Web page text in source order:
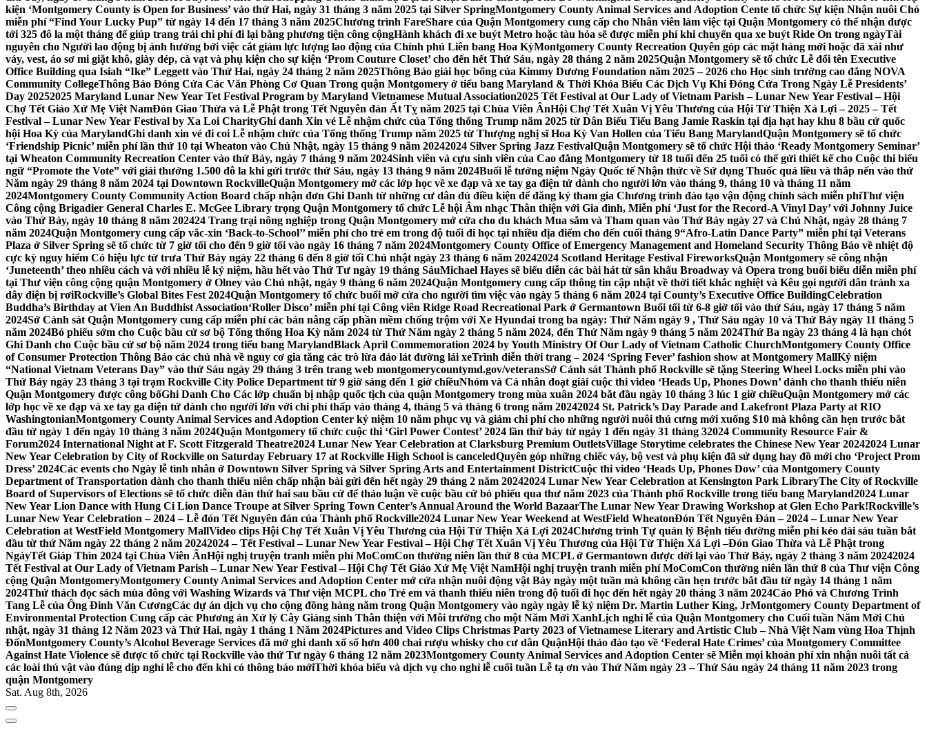
kiện ‘Montgomery County is Open for Business’ vào thứ Hai, ngày 31 tháng 3 năm 2025 tại Silver SpringMontgomery County Animal Services and Adoption Cente tổ chức Sự kiện Nhận nuôi Chó
miễn phí “Find Your Lucky Pup” từ ngày 14 đến 17 tháng 3 năm 2025Chương trình FareShare của Quận Montgomery cung cấp cho Nhân viên làm việc tại Quận Montgomery có thể nhận được
tới 325 đô la một tháng để giúp trang trải chi phí đi lại bằng phương tiện công cộngHành khách đi xe buýt Metro hoặc tàu hỏa sẽ được miễn phí khi chuyển qua xe buýt Ride On trong ngàyTài
nguyên cho Người lao động bị ảnh hưởng bởi việc cắt giảm lực lượng lao động của Chính phủ Liên bang Hoa KỳMontgomery County Recreation Quyên góp các mặt hàng mới hoặc đã xài như
váy, vest, áo sơ mi giặt khô, giày dép, cà vạt và phụ kiện cho sự kiện ‘Prom Couture Closet’ cho đến hết Thứ Sáu, ngày 28 tháng 2 năm 2025Quận Montgomery sẽ tổ chức Lễ đổi tên Executive
Office Building qua Isiah “Ike” Leggett vào Thứ Hai, ngày 24 tháng 2 năm 2025Thông Báo giải học bổng của Kimmy Dương Foundation năm 2025 – 2026 cho Học sinh trường cao đẳng NOVA
Community CollegeThông Báo Đóng Cửa Các Văn Phòng Cơ Quan Trong quận Montgomery ở tiểu bang Maryland & Thời Khóa Biểu Các Dịch Vụ Khi Đóng Cửa Trong Ngày Lễ Presidents’
Day 20252025 Maryland Lunar New Year Tet Festival Program by Maryland Vietnamese Mutual Association2025 Tết Festival at Our Lady of Vietnam Parish – Lunar New Year Festival – Hội
Chợ Tết Giáo Xứ Mẹ Việt NamĐón Giao Thừa và Lễ Phật trong Tết Nguyên đán Ất Tỵ năm 2025 tại Chùa Viên ÂnHội Chợ Tết Xuân Vị Yêu Thương của Hội Từ Thiện Xá Lợi – 2025 – Tết
Festival – Lunar New Year Festival by Xa Loi CharityGhi danh Xin vé Lễ nhậm chức của Tổng thống Trump năm 2025 từ Dân Biểu Tiểu Bang Jamie Raskin tại địa hạt hay khu 8 bầu cử quốc
hội Hoa Kỳ của MarylandGhi danh xin vé đi coi Lễ nhậm chức của Tổng thống Trump năm 2025 từ Thượng nghị sĩ Hoa Kỳ Van Hollen của Tiểu Bang MarylandQuận Montgomery sẽ tổ chức
‘Friendship Picnic’ miễn phí lần thứ 10 tại Wheaton vào Chủ Nhật, ngày 15 tháng 9 năm 20242024 Silver Spring Jazz FestivalQuận Montgomery sẽ tổ chức Hội thảo ‘Ready Montgomery Seminar’
tại Wheaton Community Recreation Center vào thứ Bảy, ngày 7 tháng 9 năm 2024Sinh viên và cựu sinh viên của Cao đẳng Montgomery từ 18 tuổi đến 25 tuổi có thể gửi thiết kế cho Cuộc thi biểu
ngữ “Promote the Vote” với giải thưởng 1.500 đô la khi gửi trước thứ Sáu, ngày 13 tháng 9 năm 2024Buổi lễ tưởng niệm Ngày Quốc tế Nhận thức về Sử dụng Thuốc quá liều và thắp nến vào thứ
Năm ngày 29 tháng 8 năm 2024 tại Downtown RockvilleQuận Montgomery mở các lớp học về xe đạp và xe tay ga điện tử dành cho người lớn vào tháng 9, tháng 10 và tháng 11 năm
2024Montgomery County Community Action Board chấp nhận đơn Ghi Danh từ những cư dân đủ điều kiện để đăng ký tham gia Chương trình đào tạo vận động chính sách miễn phíThư viện
Công cộng Brigadier General Charles E. McGee Library trọng Quận Montgomery tổ chức Lễ hội Âm nhạc Thân thiện với Gia đình, Miễn phí ‘Just for the Record-A Vinyl Day’ với Johnny Juice
vào Thứ Bảy, ngày 10 tháng 8 năm 202424 Trang trại nông nghiệp trong Quận Montgomery mở cửa cho du khách Mua sắm và Tham quan vào Thứ Bảy ngày 27 và Chủ Nhật, ngày 28 tháng 7
năm 2024Quận Montgomery cung cấp vắc-xin ‘Back-to-School’’ miễn phí cho trẻ em trong độ tuổi đi học tại nhiều địa điểm cho đến cuối tháng 9“Afro-Latin Dance Party” miễn phí tại Veterans
Plaza ở Silver Spring sẽ tổ chức từ 7 giờ tối cho đến 9 giờ tối vào ngày 16 tháng 7 năm 2024Montgomery County Office of Emergency Management and Homeland Security Thông Báo về nhiệt độ
cực kỳ nguy hiểm Có hiệu lực từ trưa Thứ Bảy ngày 22 tháng 6 đến 8 giờ tối Chủ nhật ngày 23 tháng 6 năm 20242024 Scotland Heritage Festival FireworksQuận Montgomery sẽ công nhận
‘Juneteenth’ theo nhiều cách và với nhiều lễ kỷ niệm, hầu hết vào Thứ Tư ngày 19 tháng SáuMichael Hayes sẽ biểu diễn các bài hát từ sân khấu Broadway và Opera trong buổi biểu diễn miễn phí
tại Thư viện công cộng quận Montgomery ở Olney vào Chủ nhật, ngày 9 tháng 6 năm 2024Quận Montgomery cung cấp thông tin cập nhật về thời tiết khắc nghiệt và Kêu gọi người dân tránh xa
dây điện bị rơiRockville’s Global Bites Fest 2024Quận Montgomery tổ chức buổi mở cửa cho người tìm việc vào ngày 5 tháng 6 năm 2024 tại County’s Executive Office BuildingCelebration
Buddha’s Birthday at Vien An Buddhist Association‘Roller Disco’ miễn phí tại Công viên Ridge Road Recreational Park ở Germantown Buổi tối từ 6-8 giờ tối vào thứ Sáu, ngày 17 tháng 5 năm
2024Sở Cảnh sát Quận Montgomery cung cấp miễn phí các bản nâng cấp phần mềm chống trộm với Xe Hyundai trong ba ngày: Thứ Năm ngày 9 , Thứ Sáu ngày 10 và Thứ Bảy ngày 11 tháng 5
năm 2024Bỏ phiếu sớm cho Cuộc bầu cử sơ bộ Tổng thống Hoa Kỳ năm 2024 từ Thứ Năm ngày 2 tháng 5 năm 2024, đến Thứ Năm ngày 9 tháng 5 năm 2024Thứ Ba ngày 23 tháng 4 là hạn chót
Ghi Danh cho Cuộc bầu cử sơ bộ năm 2024 trong tiểu bang MarylandBlack April Commemoration 2024 by Youth Ministry Of Our Lady of Vietnam Catholic ChurchMontgomery County Office
of Consumer Protection Thông Báo các chủ nhà về nguy cơ gia tăng các trò lừa đảo lát đường lái xeTrình diễn thời trang – 2024 ‘Spring Fever’ fashion show at Montgomery MallKỷ niệm
“National Vietnam Veterans Day” vào thứ Sáu ngày 29 tháng 3 trên trang web montgomerycountymd.gov/veteransSở Cảnh sát Thành phố Rockville sẽ tặng Steering Wheel Locks miễn phí vào
Thứ Bảy ngày 23 tháng 3 tại trạm Rockville City Police Department từ 9 giờ sáng đến 1 giờ chiềuNhóm và Cá nhân đoạt giải cuộc thi video ‘Heads Up, Phones Down’ dành cho thanh thiếu niên
Quận Montgomery được công bốGhi Danh Cho Các lớp chuẩn bị nhập quốc tịch của quận Montgomery trong mùa xuân 2024 bắt đầu ngày 10 tháng 3 lúc 1 giờ chiềuQuận Montgomery mở các
lớp học về xe đạp và xe tay ga điện tử dành cho người lớn với chi phí thấp vào tháng 4, tháng 5 và tháng 6 trong năm 20242024 St. Patrick’s Day Parade and Lakefront Plaza Party at RIO
WashingtonianMontgomery County Animal Services and Adoption Center kỷ niệm 10 năm phục vụ và giảm chi phí cho những người nuôi thú cưng mới xuống $10 mà không cần hẹn trước bắt
đầu từ ngày 1 đến ngày 10 tháng 3 năm 2024Quận Montgomery tổ chức cuộc thi ‘Girl Power Contest’ 2024 lần thứ bảy từ ngày 1 đến ngày 31 tháng 32024 Community Resource Fair &
Forum2024 International Night at F. Scott Fitzgerald Theatre2024 Lunar New Year Celebration at Clarksburg Premium OutletsVillage Storytime celebrates the Chinese New Year 20242024 Lunar
New Year Celebration by City of Rockville on Saturday February 17 at Rockville High School is canceledQuyên góp những chiếc váy, bộ vest và phụ kiện đã sử dụng hay đồ mới cho ‘Project Prom
Dress’ 2024Các events cho Ngày lễ tình nhân ở Downtown Silver Spring và Silver Spring Arts and Entertainment DistrictCuộc thi video ‘Heads Up, Phones Dow’ của Montgomery County
Department of Transportation dành cho thanh thiếu niên chấp nhận bài gửi đến hết ngày 29 tháng 2 năm 20242024 Lunar New Year Celebration at Kensington Park LibraryThe City of Rockville
Board of Supervisors of Elections sẽ tổ chức diễn đàn thứ hai sau bầu cử để thảo luận về cuộc bầu cử bỏ phiếu qua thư năm 2023 của Thành phố Rockville trong tiểu bang Maryland2024 Lunar
New Year Lion Dance with Hung Ci Lion Dance Troupe at Silver Spring Town Center’s Annual Around the World BazaarThe Lunar New Year Drawing Workshop at Glen Echo Park!Rockville’s
Lunar New Year Celebration – 2024 – Lễ đón Tết Nguyên đán của Thành phố Rockville2024 Lunar New Year Weekend at WestField WheatonĐón Tết Nguyên Đán – 2024 – Lunar New Year
Celebration at WestField Montgomery MallVideo clips Hội Chợ Tết Xuân Vị Yêu Thương của Hội Từ Thiện Xá Lợi 2024Chương trình Tự quản lý Bệnh tiểu đường miễn phí kéo dài sáu tuần bắt
đầu từ thứ Năm ngày 22 tháng 2 năm 20242024 – Tết Festival – Lunar New Year Festival – Hội Chợ Tết Xuân Vị Yêu Thương của Hội Từ Thiện Xá Lợi –Đón Giao Thừa và Lễ Phật trong
NgàyTết Giáp Thìn 2024 tại Chùa Viên ÂnHội nghị truyện tranh miễn phí MoComCon thường niên lần thứ 8 của MCPL ở Germantown được dời lại vào Thứ Bảy, ngày 2 tháng 3 năm 20242024
Tết Festival at Our Lady of Vietnam Parish – Lunar New Year Festival – Hội Chợ Tết Giáo Xứ Mẹ Việt NamHội nghị truyện tranh miễn phí MoComCon thường niên lần thứ 8 của Thư viện Công
cộng Quận MontgomeryMontgomery County Animal Services and Adoption Center mở cửa nhận nuôi động vật Bảy ngày một tuần mà không cần hẹn trước bắt đầu từ ngày 14 tháng 1 năm
2024Thử thách đọc sách mùa đông với Washing Wizards và Thư viện MCPL cho Trẻ em và thanh thiếu niên trong độ tuổi đi học đến hết ngày 20 tháng 3 năm 2024Cáo Phó và Chương Trình
Tang Lễ của Ông Đinh Văn CươngCác dự án dịch vụ cho cộng đồng hàng năm trong Quận Montgomery vào ngày ngày lễ kỷ niệm Dr. Martin Luther King, JrMontgomery County Department of
Environmental Protection Cung cấp các Phương án Xử lý Cây Giáng sinh Thân thiện với Môi trường cho một Năm Mới XanhLịch nghỉ lễ của Quận Montgomery cho Cuối tuần Năm Mới Chủ
nhật, ngày 31 tháng 12 Năm 2023 và Thứ Hai, ngày 1 tháng 1 Năm 2024Pictures and Video Clips Christmas Party 2023 of Vietnamese Literary and Artistic Club – Nhà Việt Nam vùng Hoa Thịnh
ĐốnMontgomery County’s Alcohol Beverage Services đã mở ghi danh xổ số hơn 400 chai rượu whisky cho cư dân QuậnHội thảo đào tạo về ‘Federal Hate Crimes’ của Montgomery Committee
Against Hate Violence sẽ được tổ chức tại Rockville vào thứ Tư ngày 6 tháng 12 năm 2023Montgomery County Animal Services and Adoption Center sẽ Miễn mọi khoản phí xin nhận nuôi tất cả
các loài thú vật vào đúng dịp nghỉ lễ cho đến khi có thông báo mớiThời khóa biểu và dịch vụ cho nghỉ lễ cuối tuần Lễ tạ ơn vào Thứ Năm ngày 23 – Thứ Sáu ngày 24 tháng 11 năm 2023 trong
quận Montgomery
Sat. Aug 8th, 2026